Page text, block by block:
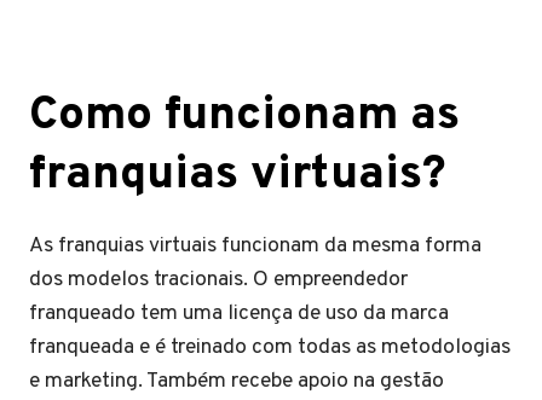
Como funcionam as
franquias virtuais?
As franquias virtuais funcionam da mesma forma
dos modelos tracionais. O empreendedor
franqueado tem uma licença de uso da marca
franqueada e é treinado com todas as metodologias
e marketing. Também recebe apoio na gestão